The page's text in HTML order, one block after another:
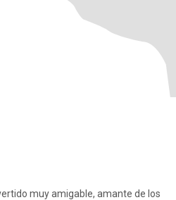
muy amigable, amante de los